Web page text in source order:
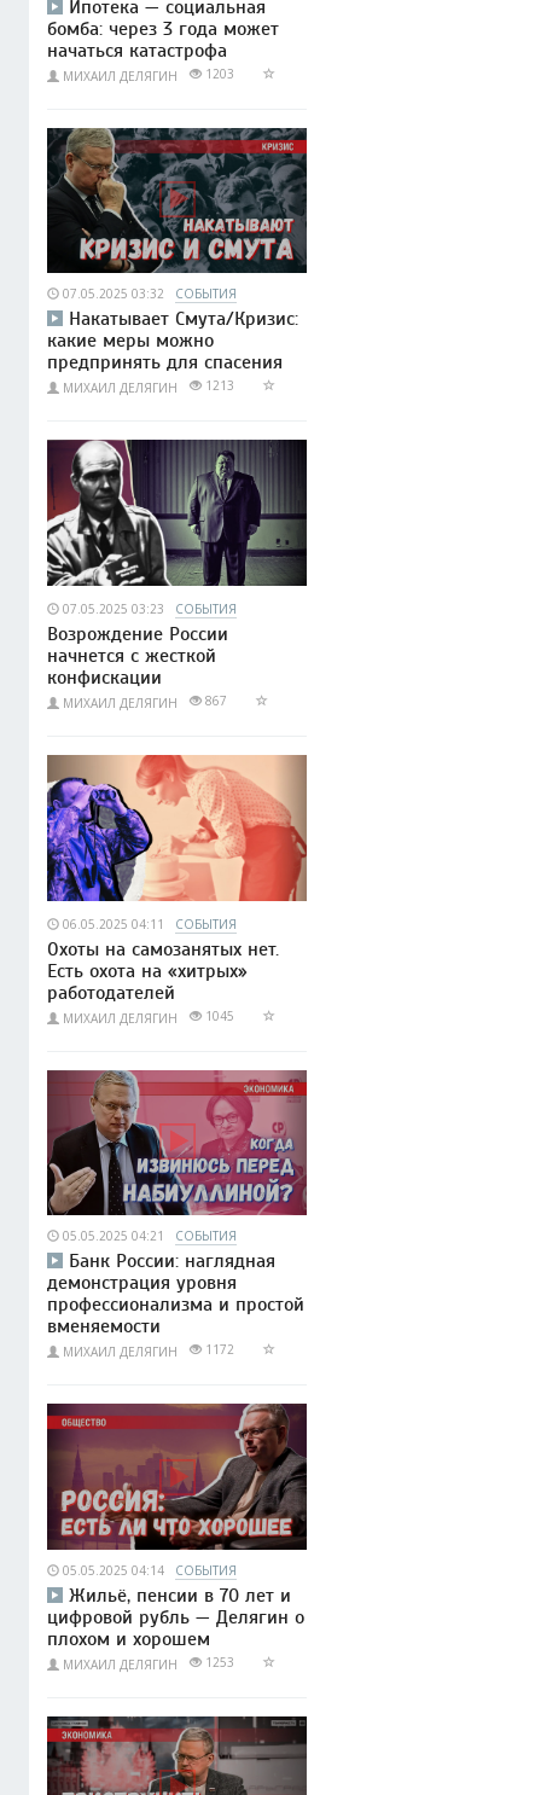
Ипотека — социальная
бомба: через 3 года может
начаться катастрофа
МИХАИЛ ДЕЛЯГИН 1203
07.05.2025 03:32 СОБЫТИЯ
Накатывает Смута/Кризис:
какие меры можно
предпринять для спасения
МИХАИЛ ДЕЛЯГИН 1213
07.05.2025 03:23 СОБЫТИЯ
Возрождение России
начнется с жесткой
конфискации
МИХАИЛ ДЕЛЯГИН 867
06.05.2025 04:11 СОБЫТИЯ
Охоты на самозанятых нет.
Есть охота на «хитрых»
работодателей
МИХАИЛ ДЕЛЯГИН 1045
05.05.2025 04:21 СОБЫТИЯ
Банк России: наглядная
демонстрация уровня
профессионализма и простой
вменяемости
МИХАИЛ ДЕЛЯГИН 1172
05.05.2025 04:14 СОБЫТИЯ
Жильё, пенсии в 70 лет и
цифровой рубль — Делягин о
плохом и хорошем
МИХАИЛ ДЕЛЯГИН 1253